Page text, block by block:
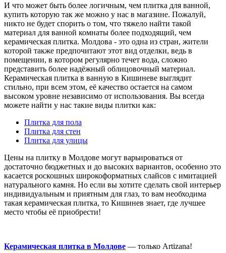
И что может быть более логичным, чем плитка для ванной,
купить которую так же можно у нас в магазине. Пожалуй,
никто не будет спорить о том, что тяжело найти такой
материал для ванной комнаты более подходящий, чем
керамическая плитка. Молдова - это одна из стран, жители
которой также предпочитают этот вид отделки, ведь в
помещении, в котором регулярно течет вода, сложно
представить более надёжный облицовочный материал.
Керамическая плитка в ванную в Кишиневе выглядит
стильно, при всем этом, её качество остается на самом
высоком уровне независимо от использования. Вы всегда
можете найти у нас такие виды плитки как:
Плитка для пола
Плитка для стен
Плитка для улицы
Цены на плитку в Молдове могут варьироваться от
достаточно бюджетных и до высоких вариантов, особенно это
касается роскошных широкоформатных слайсов с имитацией
натурального камня. Но если вы хотите сделать свой интерьер
индивидуальным и приятным для глаз, то вам необходима
такая керамическая плитка, то Кишинев знает, где лучшее
место чтобы её приобрести!
Керамическая плитка в Молдове — только Artizana!